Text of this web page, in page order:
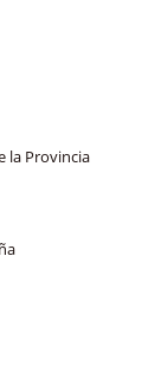
la Provincia